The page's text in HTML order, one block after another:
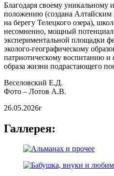
Благодаря своему уникальному
положению (создана Алтайским
на берегу Телецкого озера),
несомненно, мощный потенциал
экспериментальной площадки
эколого-географическому
патриотическому воспитанию и
образа жизни подрастающего
Веселовский Е.Д.
Фото – Лотов А.В.
26.05.2026г
Галлерея: